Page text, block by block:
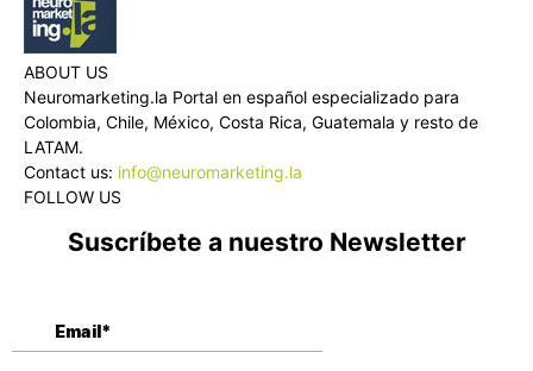
ABOUT US
Neuromarketing.la Portal en español especializado para
Colombia, Chile, México, Costa Rica, Guatemala y resto de
LATAM.
Contact us: info@neuromarketing.la
FOLLOW US
Suscríbete a nuestro Newsletter